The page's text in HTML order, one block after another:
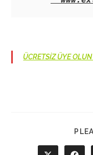
ÜCRETSİZ ÜYE